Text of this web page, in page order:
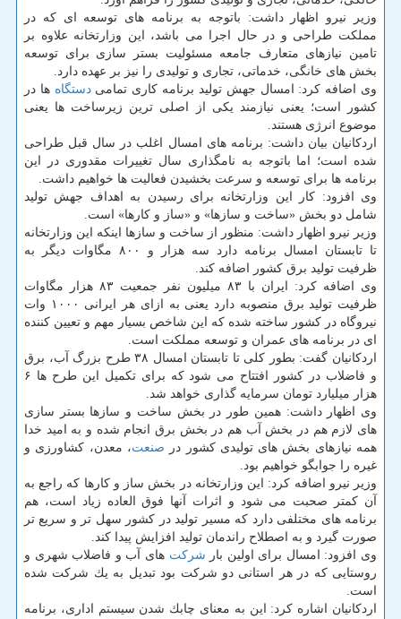
وزیر نیرو اظهار داشت: باتوجه به برنامه های توسعه ای كه در
مملكت طراحی و در حال اجرا می باشد، این وزارتخانه علاوه بر
تامین نیازهای متعارف جامعه مسئولیت بستر سازی برای توسعه
بخش های خانگی، خدماتی، تجاری و تولیدی را نیز بر عهده دارد.
وی اضافه كرد: امسال جهش تولید برنامه كاری تمامیدستگاه ها در
كشور است؛ یعنی نیازمند یكی از اصلی ترین زیرساخت ها یعنی
موضوع انرژی هستند.
اردكانیان بیان داشت: برنامه های امسال اغلب در سال قبل طراحی
شده است؛ اما باتوجه به نامگذاری سال تغییرات مقدوری در این
برنامه ها برای توسعه و سرعت بخشیدن فعالیت ها خواهیم داشت.
وی افزود: كار این وزارتخانه برای رسیدن به اهداف جهش تولید
شامل دو بخش «ساخت و سازها» و «ساز و كارها» است.
وزیر نیرو اظهار داشت: منظور از ساخت و سازها اینكه این وزارتخانه
تا تابستان امسال برنامه دارد سه هزار و ۸۰۰ مگاوات دیگر به
ظرفیت تولید برق كشور اضافه كند.
وی اضافه كرد: ایران با ۸۳ میلیون نفر جمعیت ۸۳ هزار مگاوات
ظرفیت تولید برق منصوبه دارد یعنی به ازای هر ایرانی ۱۰۰۰ وات
نیروگاه در كشور ساخته شده كه این شاخص بسیار مهم و تعیین كننده
ای در برنامه های عمران و توسعه مملكت است.
اردكانیان گفت: بطور كلی تا تابستان امسال ۳۸ طرح بزرگ آب، برق
و فاضلاب در كشور افتتاح می شود كه برای تكمیل این طرح ها ۶
هزار میلیارد تومان سرمایه گذاری خواهد شد.
وی اظهار داشت: همین طور در بخش ساخت و سازها بستر سازی
های لازم هم در بخش آب هم در بخش برق انجام شده و به امید خدا
همه نیازهای بخش های تولیدی كشور در صنعت، معدن، كشاورزی و
غیره را جوابگو خواهیم بود.
وزیر نیرو اضافه كرد: این وزارتخانه در بخش ساز و كارها كه راجع به
آن كمتر صحبت می شود و اثرات آنها فوق العاده زیاد است، هم
برنامه های مختلفی دارد كه مسیر تولید در كشور سهل تر و سریع تر
صورت گیرد و به اصطلاح راندمان تولید افزایش پیدا كند.
وی افزود: امسال برای اولین بار شركت های آب و فاضلاب شهری و
روستایی كه در هر استانی دو شركت بود تبدیل به یك شركت شده
است.
اردكانیان اشاره كرد: این به معنای چابك شدن سیستم اداری، برنامه